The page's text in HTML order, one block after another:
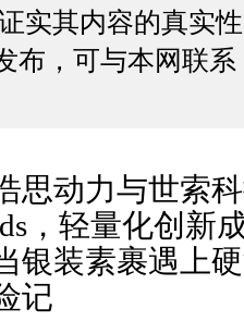
实其内容的真实
布，可与本网联
思动力与世索
，轻量化创新
银装素裹遇上
记